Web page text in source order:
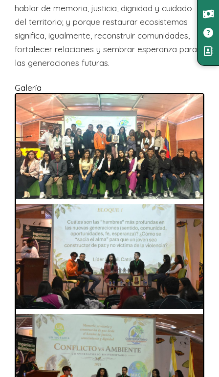
hablar de memoria, justicia, dignidad y cuidado
del territorio; y porque restaurar ecosistemas
significa, igualmente, reconstruir comunidades,
fortalecer relaciones y sembrar esperanza para
las generaciones futuras.
Galería